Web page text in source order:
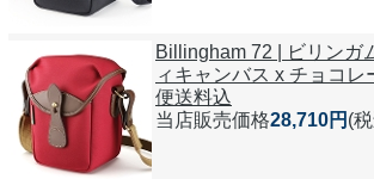
Billingham 72 | ビリンガ
ィキャンバス x チョコ
便送料込
当店販売価格28,710円 (